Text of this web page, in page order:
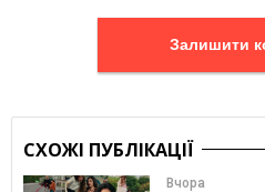
СХОЖІ ПУБЛІКАЦІЇ
Вчора